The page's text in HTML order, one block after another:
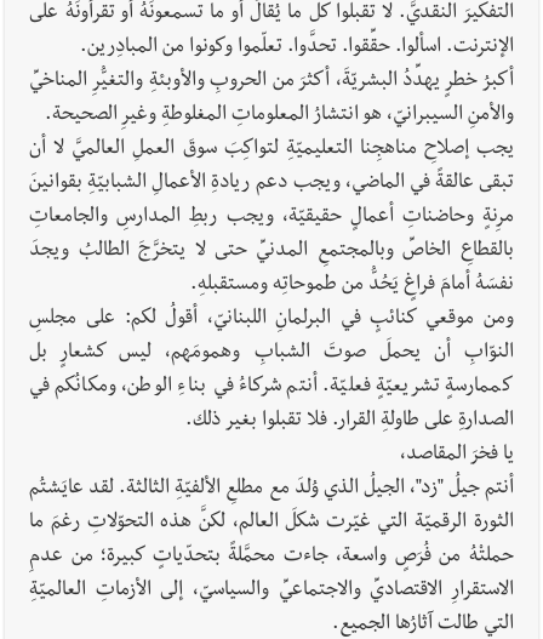
التفكيرَ النقديَّ. لا تقبلوا كلَّ ما يُقالُ أو ما تسمعونَهُ أو تقرأونَهُ على
الإنترنت. اسألوا. حقِّقوا. تحدَّوا. تعلّموا وكونوا من المبادِرين.
أكبرُ خطرٍ يهدِّدُ البشريّةَ، أكثرَ من الحروبِ والأوبئةِ والتغيُّرِ المناخيِّ
والأمنِ السيبرانيّ، هو انتشارُ المعلوماتِ المغلوطةِ وغيرِ الصحيحة.
يجب إصلاحِ مناهجِنا التعليميّةِ لتواكِبَ سوقَ العملِ العالميَّ لا أن
تبقى عالقةً في الماضي، ويجب دعم ريادةِ الأعمالِ الشبابيّةِ بقوانينَ
مرِنةٍ وحاضناتِ أعمالٍ حقيقيّة، ويجب ربطِ المدارسِ والجامعاتِ
بالقطاعِ الخاصِّ وبالمجتمعِ المدنيِّ حتى لا يتخرَّجَ الطالبُ ويجدَ
نفسَهُ أمامَ فراغٍ يَحُدُّ من طموحاتِه ومستقبلهِ.
ومن موقعي كنائبٍ في البرلمانِ اللبنانيّ، أقولُ لكم: على مجلسِ
النوّابِ أن يحملَ صوتَ الشبابِ وهمومَهم، ليس كشعارٍ بل
كممارسةٍ تشريعيّةٍ فعليّة. أنتم شركاءُ في بناءِ الوطن، ومكانُكم في
الصدارةِ على طاولةِ القرار. فلا تقبلوا بغير ذلك.
يا فخرَ المقاصد،
أنتم جيلُ "زد"، الجيلُ الذي وُلِدَ مع مطلعِ الألفيّةِ الثالثة. لقد عايَشتُم
الثورة الرقميّة التي غيّرت شكلَ العالم، لكنَّ هذه التحوّلاتِ رغمَ ما
حملتْهُ من فُرَصٍ واسعة، جاءت محمَّلةً بتحدّياتٍ كبيرة؛ من عدمِ
الاستقرارِ الاقتصاديِّ والاجتماعيِّ والسياسيّ، إلى الأزماتِ العالميّةِ
التي طالت آثارُها الجميع.